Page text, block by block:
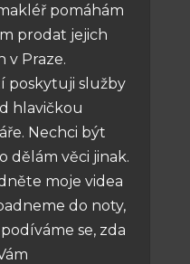
pomáhám
prodat jejich
v Praze.
poskytuji služby
hlavičkou
Nechci být
dělám věci jinak.
moje videa
do noty,
se, zda